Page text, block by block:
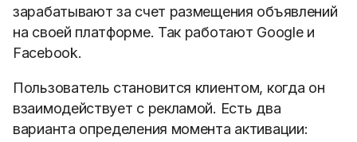
зарабатывают за счет размещения объявлений
на своей платформе. Так работают Google и
Facebook.
Пользователь становится клиентом, когда он
взаимодействует с рекламой. Есть два
варианта определения момента активации: